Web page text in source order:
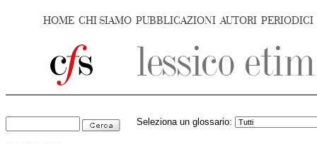
HOME CHI SIAMO PUBBLICAZIONI AUTORI PERIODICI
Seleziona un glossario: